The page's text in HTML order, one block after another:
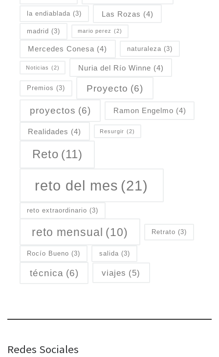
la endiablada (3) Las Rozas (4)
madrid (3) mario perez (2)
Mercedes Conesa (4) naturaleza (3)
Noticias (2) Nuria del Río Winne (4)
Premios (3) Proyecto (6)
proyectos (6) Ramon Engelmo (4)
Realidades (4) Resurgir (2)
Reto (11)
reto del mes (21)
reto extraordinario (3)
reto mensual (10) Retrato (3)
Rocío Bueno (3) salida (3)
técnica (6) viajes (5)
Redes Sociales